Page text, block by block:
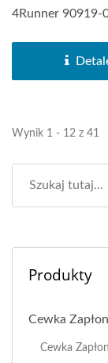
4Runner 90919-
Wynik 1 - 12 z 41
Produkty
Cewka
Cewka